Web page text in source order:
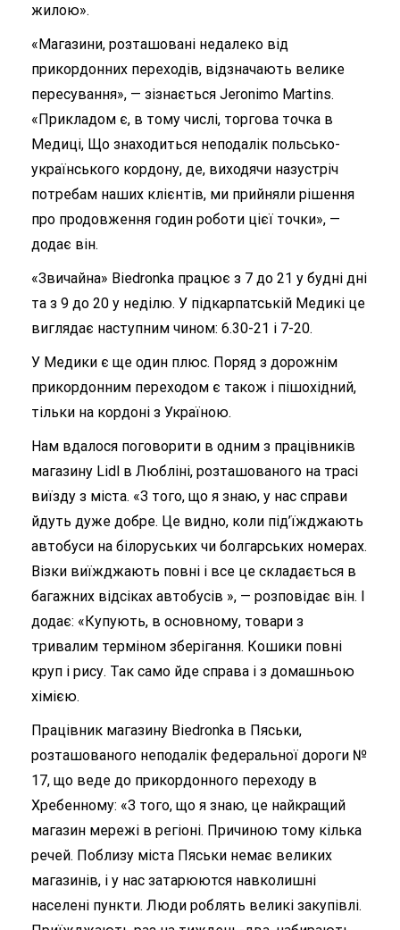
жилою».
«Магазини, розташовані недалеко від
прикордонних переходів, відзначають велике
пересування», — зізнається Jeronimo Martins.
«Прикладом є, в тому числі, торгова точка в
Медиці, Що знаходиться неподалік польсько-
українського кордону, де, виходячи назустріч
потребам наших клієнтів, ми прийняли рішення
про продовження годин роботи цієї точки», —
додає він.
«Звичайна» Biedronka працює з 7 до 21 у будні дні
та з 9 до 20 у неділю. У підкарпатській Медикі це
виглядає наступним чином: 6.30-21 і 7-20.
У Медики є ще один плюс. Поряд з дорожнім
прикордонним переходом є також і пішохідний,
тільки на кордоні з Україною.
Нам вдалося поговорити в одним з працівників
магазину Lidl в Любліні, розташованого на трасі
виїзду з міста. «З того, що я знаю, у нас справи
йдуть дуже добре. Це видно, коли під’їжджають
автобуси на білоруських чи болгарських номерах.
Візки виїжджають повні і все це складається в
багажних відсіках автобусів », — розповідає він. І
додає: «Купують, в основному, товари з
тривалим терміном зберігання. Кошики повні
круп і рису. Так само йде справа і з домашньою
хімією.
Працівник магазину Biedronkа в Пяськи,
розташованого неподалік федеральної дороги №
17, що веде до прикордонного переходу в
Хребенному: «З того, що я знаю, це найкращий
магазин мережі в регіоні. Причиною тому кілька
речей. Поблизу міста Пяськи немає великих
магазинів, і у нас затарюются навколишні
населені пункти. Люди роблять великі закупівлі.